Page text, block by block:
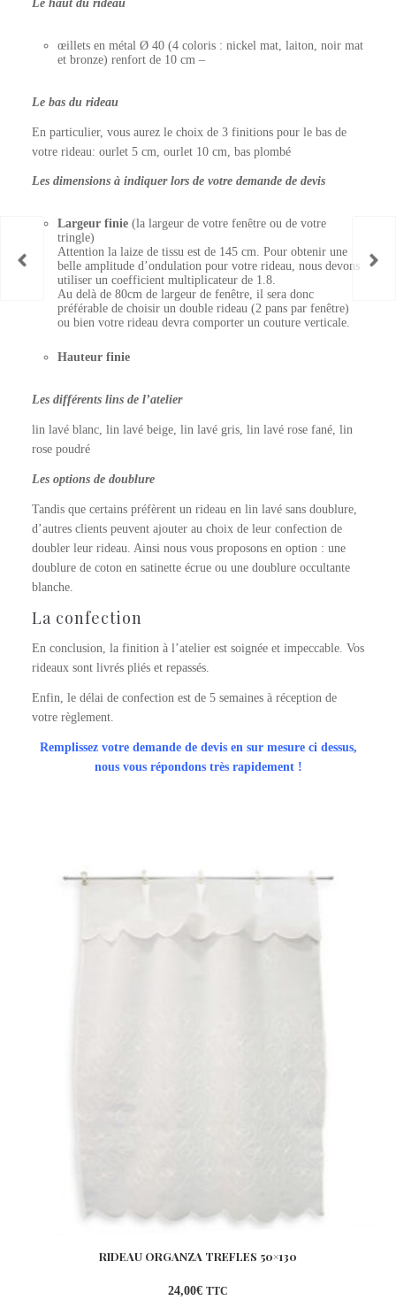
Le haut du rideau
œillets en métal Ø 40 (4 coloris : nickel mat, laiton, noir mat
et bronze) renfort de 10 cm –
Le bas du rideau
En particulier, vous aurez le choix de 3 finitions pour le bas de
votre rideau: ourlet 5 cm, ourlet 10 cm, bas plombé
Les dimensions à indiquer lors de votre demande de devis
Largeur finie(la largeur de votre fenêtre ou de votre
tringle)
Attention la laize de tissu est de 145 cm. Pour obtenir une
belle amplitude d’ondulation pour votre rideau, nous devons
utiliser un coefficient multiplicateur de 1.8.
Au delà de 80cm de largeur de fenêtre, il sera donc
préférable de choisir un double rideau (2 pans par fenêtre)
ou bien votre rideau devra comporter un couture verticale.
Hauteur finie
Les différents lins de l’atelier
lin lavé blanc, lin lavé beige, lin lavé gris, lin lavé rose fané, lin
rose poudré
Les options de doublure
Tandis que certains préfèrent un rideau en lin lavé sans doublure,
d’autres clients peuvent ajouter au choix de leur confection de
doubler leur rideau. Ainsi nous vous proposons en option : une
doublure de coton en satinette écrue ou une doublure occultante
blanche.
La confection
En conclusion, la finition à l’atelier est soignée et impeccable. Vos
rideaux sont livrés pliés et repassés.
Enfin, le délai de confection est de 5 semaines à réception de
votre règlement.
Remplissez votre demande de devis en sur mesure ci dessus,
nous vous répondons très rapidement !
RIDEAU ORGANZA TREFLES 50×130
24,00€ TTC